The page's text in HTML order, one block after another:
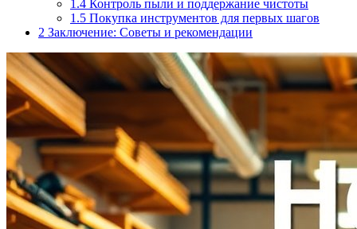
1.4 Контроль пыли и поддержание чистоты
1.5 Покупка инструментов для первых шагов
2 Заключение: Советы и рекомендации